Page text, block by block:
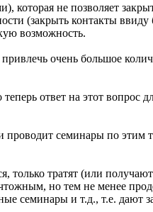
которая не позволяет
(закрыть контакты
возможность.
очень большое
ответ на этот вопрос
семинары по этим
только тратят (или
но тем не менее
семинары и т.д., т.е. дают